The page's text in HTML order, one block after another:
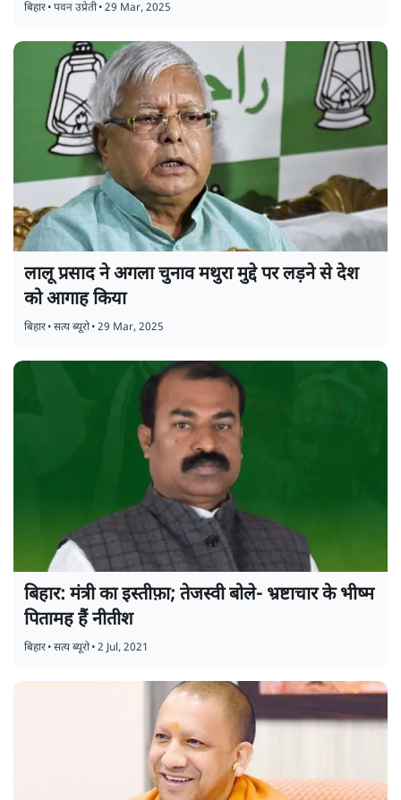
बिहार•पवन उप्रेती•29 Mar, 2025
लालू प्रसाद ने अगला चुनाव मथुरा मुद्दे पर लड़ने से देश
को आगाह किया
बिहार•सत्य ब्यूरो•29 Mar, 2025
बिहार: मंत्री का इस्तीफ़ा; तेजस्वी बोले- भ्रष्टाचार के भीष्म
पितामह हैं नीतीश
बिहार•सत्य ब्यूरो•2 Jul, 2021